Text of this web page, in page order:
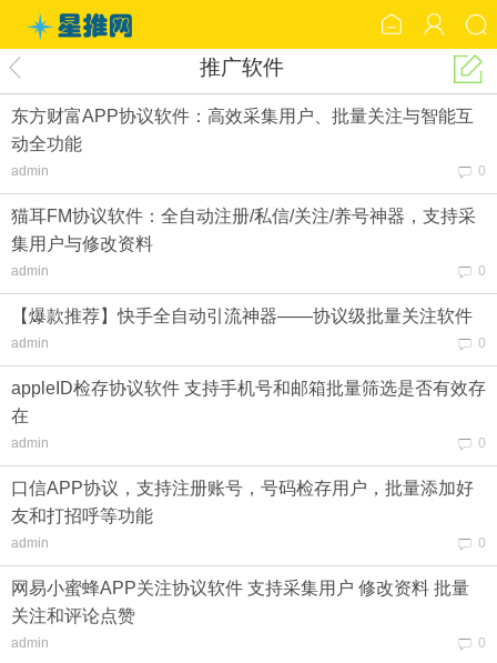
推广软件
0
东方财富APP协议软件：高效采集用户、批量关注与智能互
动全功能
admin
0
猫耳FM协议软件：全自动注册/私信/关注/养号神器，支持采
集用户与修改资料
admin
0
【爆款推荐】快手全自动引流神器——协议级批量关注软件
admin
0
appleID检存协议软件 支持手机号和邮箱批量筛选是否有效存
在
admin
0
口信APP协议，支持注册账号，号码检存用户，批量添加好
友和打招呼等功能
admin
0
网易小蜜蜂APP关注协议软件 支持采集用户 修改资料 批量
关注和评论点赞
admin